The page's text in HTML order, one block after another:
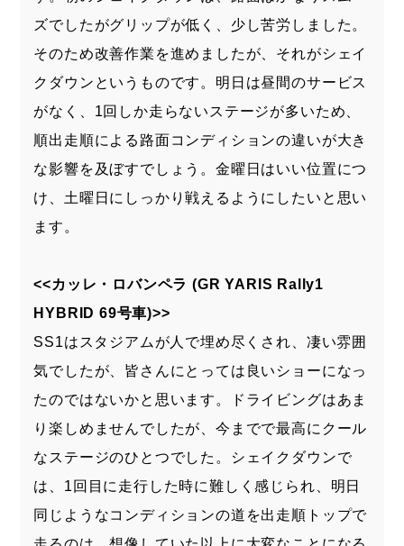
ズでしたがグリップが低く、少し苦労しました。
そのため改善作業を進めましたが、それがシェイ
クダウンというものです。明日は昼間のサービス
がなく、1回しか走らないステージが多いため、
順出走順による路面コンディションの違いが大き
な影響を及ぼすでしょう。金曜日はいい位置につ
け、土曜日にしっかり戦えるようにしたいと思い
ます。
<<カッレ・ロバンペラ (GR YARIS Rally1
HYBRID 69号車)>>
SS1はスタジアムが人で埋め尽くされ、凄い雰囲
気でしたが、皆さんにとっては良いショーになっ
たのではないかと思います。ドライビングはあま
り楽しめませんでしたが、今までで最高にクール
なステージのひとつでした。シェイクダウンで
は、1回目に走行した時に難しく感じられ、明日
同じようなコンディションの道を出走順トップで